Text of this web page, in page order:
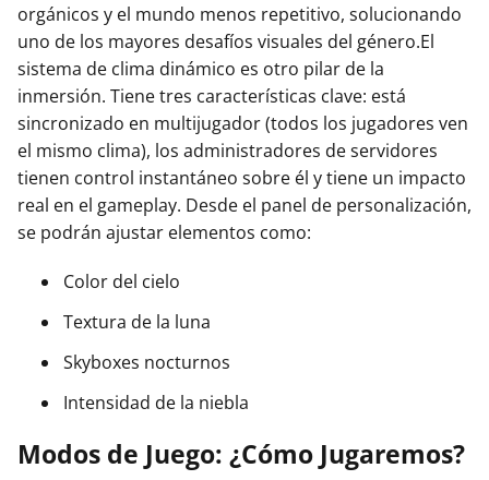
orgánicos y el mundo menos repetitivo, solucionando
uno de los mayores desafíos visuales del género.El
sistema de clima dinámico es otro pilar de la
inmersión. Tiene tres características clave: está
sincronizado en multijugador (todos los jugadores ven
el mismo clima), los administradores de servidores
tienen control instantáneo sobre él y tiene un impacto
real en el gameplay. Desde el panel de personalización,
se podrán ajustar elementos como:
Color del cielo
Textura de la luna
Skyboxes nocturnos
Intensidad de la niebla
Modos de Juego: ¿Cómo Jugaremos?